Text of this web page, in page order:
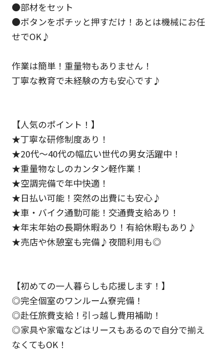
●部材をセット
●ボタンをポチッと押すだけ！あとは機械にお任
せでOK♪
作業は簡単！重量物もありません！
丁寧な教育で未経験の方も安心です♪
【人気のポイント！】
★丁寧な研修制度あり！
★20代～40代の幅広い世代の男女活躍中！
★重量物なしのカンタン軽作業！
★空調完備で年中快適！
★日払い可能！突然の出費にも安心♪
★車・バイク通勤可能！交通費支給あり！
★年末年始の長期休暇あり！有給休暇もあり♪
★売店や休憩室も完備♪夜間利用も◎
【初めての一人暮らしも応援します！】
◎完全個室のワンルーム寮完備！
◎赴任旅費支給！引っ越し費用補助！
◎家具や家電などはリースもあるので自分で揃え
なくてもOK！